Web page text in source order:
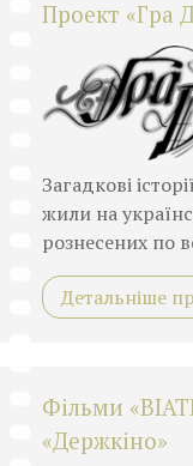
Проект «Гра
Загадкові
жили на
рознесених по
Детальніше
Фільми
«Держкіно»